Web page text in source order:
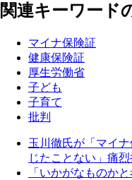
関連キーワード
マイナ保険証
健康保険証
厚生労働省
子ども
子育て
批判
玉川徹氏が「マイ
じたことない」痛
「いかがなものか